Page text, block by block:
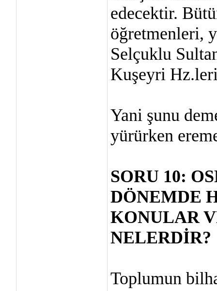
edecektir.
öğretmenleri,
Selçuklu
Kuşeyri
Yani şunu
yürürken
SORU 10:
DÖNEMDE
KONULAR
NELERDİR?
Toplumun